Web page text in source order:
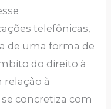
telefônicas,
de uma forma de
do direito à
relação à
concretiza com